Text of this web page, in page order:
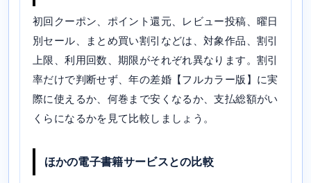
初回クーポン、ポイント還元、レビュー投稿、曜日
別セール、まとめ買い割引などは、対象作品、割引
上限、利用回数、期限がそれぞれ異なります。割引
率だけで判断せず、年の差婚【フルカラー版】に実
際に使えるか、何巻まで安くなるか、支払総額がい
くらになるかを見て比較しましょう。
ほかの電子書籍サービスとの比較